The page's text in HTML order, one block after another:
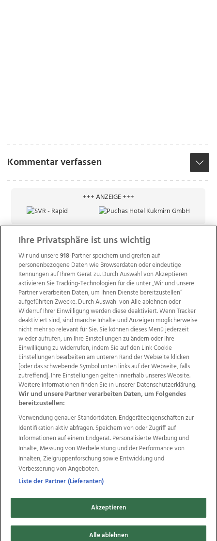
Kommentar verfassen
+++ ANZEIGE +++
Wir über uns Mediadaten Kontakt
Jobs
Datenschutz
Impressum
AGB Anzeigekunden
AGB Website
Ehrenkodex Politische Werbung
Weitere Angebote des Medienhauses Wimmer
TV1 di-mog-i.at OÖNow
Ischler Woche
Life Radio
OÖNachrichten
OÖN Immobilien
OÖN Karriere
OÖN Reise
Promenaden Galerien
Regionaljobs
wasistlos.at wirtrauern.at
Copyrights © 2026 Tips Zeitungs GmbH & Co KG
developed by
Ihre Privatsphäre ist uns wichtig
Wir und unsere918-Partner speichern und greifen auf
personenbezogene Daten wie Browserdaten oder eindeutige
Kennungen auf Ihrem Gerät zu. Durch Auswahl von Akzeptieren
aktivieren Sie Tracking-Technologien für die unter „Wir und unsere
Partner verarbeiten Daten, um Ihnen Dienste bereitzustellen“
aufgeführten Zwecke. Durch Auswahl von Alle ablehnen oder
Widerruf Ihrer Einwilligung werden diese deaktiviert. Wenn Tracker
deaktiviert sind, sind manche Inhalte und Anzeigen möglicherweise
nicht mehr so relevant für Sie. Sie können dieses Menü jederzeit
wieder aufrufen, um Ihre Einstellungen zu ändern oder Ihre
Einwilligung zu widerrufen, indem Sie auf den Link Cookie
Einstellungen bearbeiten am unteren Rand der Webseite klicken
[oder das schwebende Symbol unten links auf der Webseite, falls
zutreffend]. Ihre Einstellungen gelten innerhalb unseres Website.
Weitere Informationen finden Sie in unserer Datenschutzerklärung.
Wir und unsere Partner verarbeiten Daten, um Folgendes
bereitzustellen:
Verwendung genauer Standortdaten. Endgeräteeigenschaften zur
Identifikation aktiv abfragen. Speichern von oder Zugriff auf
Informationen auf einem Endgerät. Personalisierte Werbung und
Inhalte, Messung von Werbeleistung und der Performance von
Inhalten, Zielgruppenforschung sowie Entwicklung und
Verbesserung von Angeboten.
Liste der Partner (Lieferanten)
Akzeptieren
Alle ablehnen